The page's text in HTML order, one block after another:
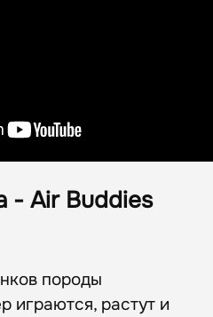
- Air Buddies
породы
играются, растут и